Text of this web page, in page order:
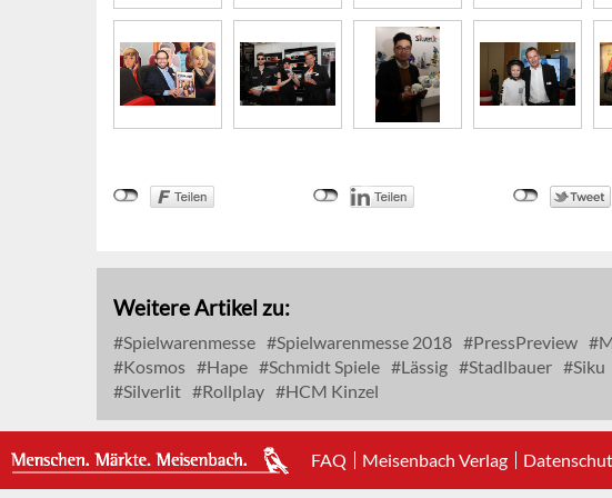
Weitere Artikel zu:
Spielwarenmesse Spielwarenmesse 2018 PressPreview
Kosmos
Hape Schmidt Spiele Lässig Stadlbauer Siku
Silverlit
Rollplay HCM Kinzel
FAQ Meisenbach Verlag